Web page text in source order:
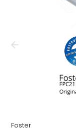
Foster